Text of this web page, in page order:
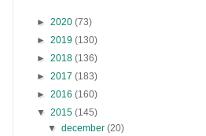
► 2020 (73)
► 2019 (130)
► 2018 (136)
► 2017 (183)
► 2016 (160)
▼ 2015 (145)
▼december(20)